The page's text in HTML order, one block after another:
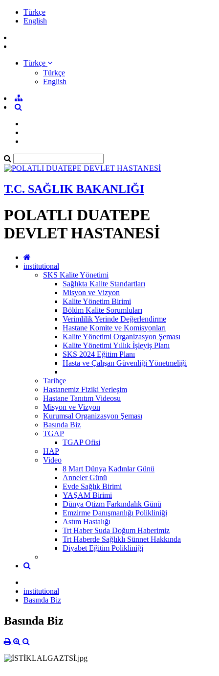
Türkçe
English
Türkçe
Türkçe
English
T.C. SAĞLIK BAKANLIĞI
POLATLI DUATEPE
DEVLET HASTANESİ
institutional
SKS Kalite Yönetimi
Sağlıkta Kalite Standartları
Misyon ve Vizyon
Kalite Yönetim Birimi
Bölüm Kalite Sorumluları
Verimlilik Yerinde Değerlendirme
Hastane Komite ve Komisyonları
Kalite Yönetimi Organizasyon Şeması
Kalite Yönetimi Yıllık İşleyiş Planı
SKS 2024 Eğitim Planı
Hasta ve Çalışan Güvenliği Yönetmeliği
Tarihçe
Hastanemiz Fiziki Yerleşim
Hastane Tanıtım Videosu
Misyon ve Vizyon
Kurumsal Organizasyon Şeması
Basında Biz
TGAP
TGAP Ofisi
HAP
Video
8 Mart Dünya Kadınlar Günü
Anneler Günü
Evde Sağlık Birimi
YAŞAM Birimi
Dünya Otizm Farkındalık Günü
Emzirme Danışmanlığı Polikliniği
Astım Hastalığı
Trt Haber Suda Doğum Haberimiz
Trt Haberde Sağlıklı Sünnet Hakkında
Diyabet Eğitim Polikliniği
institutional
Basında Biz
Basında Biz